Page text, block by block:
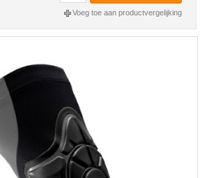
Voeg toe aan productvergelijking